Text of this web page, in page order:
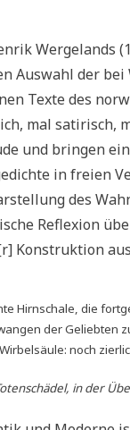
Wergelands
Auswahl der
Texte des
mal satirisch,
und bringen
in freien
des
Reflexion
Konstruktion
Hirnschale, die
der Geliebten
noch
, in der